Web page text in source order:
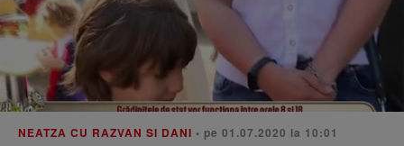
NEATZA CU RAZVAN SI DANI • pe 01.07.2020 la 10:01